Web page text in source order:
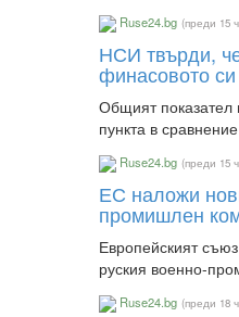
Ruse24.bg (преди 15
НСИ твърди,
финасовото
Общият показател
пункта в
Ruse24.bg (преди 15
ЕС наложи
промишлен
Европейският
руския военно-
Ruse24.bg (преди 18